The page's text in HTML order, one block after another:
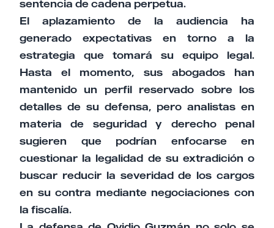
sentencia de cadena perpetua.
El aplazamiento de la audiencia ha
generado expectativas en torno a la
estrategia que tomará su equipo legal.
Hasta el momento, sus abogados han
mantenido un perfil reservado sobre los
detalles de su defensa, pero analistas en
materia de seguridad y derecho penal
sugieren que podrían enfocarse en
cuestionar la legalidad de su extradición o
buscar reducir la severidad de los cargos
en su contra mediante negociaciones con
la fiscalía.